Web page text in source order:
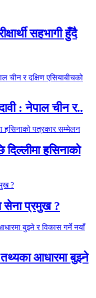
सहभागी हुँदै
: नेपाल चीन र..
दिल्लीमा हसिनाको
सेना प्रमुख ?
आधारमा बुझ्ने